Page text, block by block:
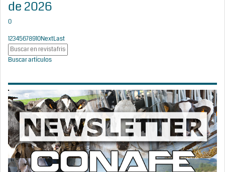
de 2026
0
12345678910NextLast
Buscar artículos